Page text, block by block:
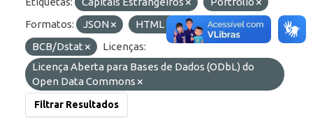
Formatos:
JSON HTML
Organizações:
BCB/Dstat
Licenças:
Licença Aberta para Bases de Dados (ODbL) do
Open Data Commons
Filtrar Resultados